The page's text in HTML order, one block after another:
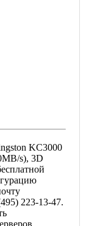
KC3000
s), 3D
223-13-47.